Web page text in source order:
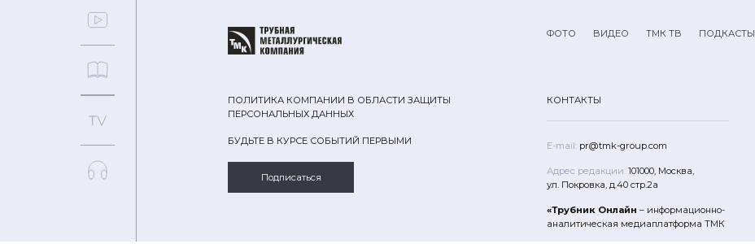
ФОТО ВИДЕО ТМК ТВ ПОДКАСТЫ
ПОЛИТИКА КОМПАНИИ В ОБЛАСТИ ЗАЩИТЫ
ПЕРСОНАЛЬНЫХ ДАННЫХ
БУДЬТЕ В КУРСЕ СОБЫТИЙ ПЕРВЫМИ
Подписаться
КОНТАКТЫ
E-mail: pr@tmk-group.com
Адрес редакции: 101000, Москва,
ул. Покровка, д.40 стр.2а
«Трубник Онлайн – информационно-
аналитическая медиаплатформа ТМК